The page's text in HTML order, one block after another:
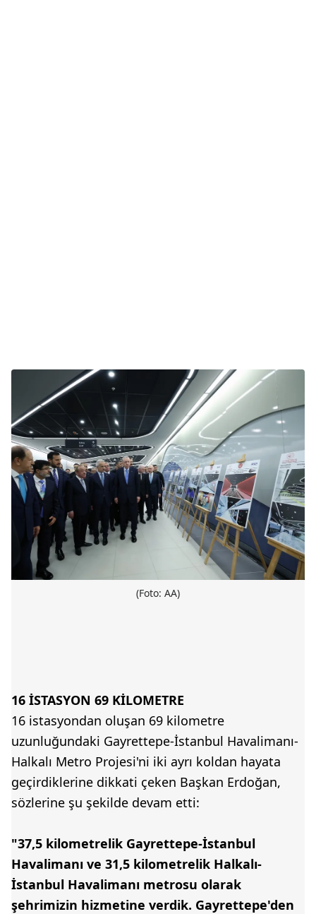
(Foto: AA)
16 İSTASYON 69 KİLOMETRE
16 istasyondan oluşan 69 kilometre
uzunluğundaki Gayrettepe-İstanbul Havalimanı-
Halkalı Metro Projesi'ni iki ayrı koldan hayata
geçirdiklerine dikkati çeken Başkan Erdoğan,
sözlerine şu şekilde devam etti:
"37,5 kilometrelik Gayrettepe-İstanbul
Havalimanı ve 31,5 kilometrelik Halkalı-
İstanbul Havalimanı metrosu olarak
şehrimizin hizmetine verdik. Gayrettepe'den